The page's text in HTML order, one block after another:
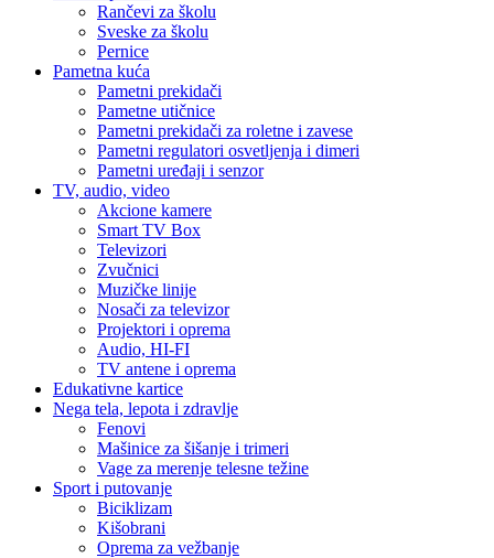
Rančevi za školu
Sveske za školu
Pernice
Pametna kuća
Pametni prekidači
Pametne utičnice
Pametni prekidači za roletne i zavese
Pametni regulatori osvetljenja i dimeri
Pametni uređaji i senzor
TV, audio, video
Akcione kamere
Smart TV Box
Televizori
Zvučnici
Muzičke linije
Nosači za televizor
Projektori i oprema
Audio, HI-FI
TV antene i oprema
Edukativne kartice
Nega tela, lepota i zdravlje
Fenovi
Mašinice za šišanje i trimeri
Vage za merenje telesne težine
Sport i putovanje
Biciklizam
Kišobrani
Oprema za vežbanje